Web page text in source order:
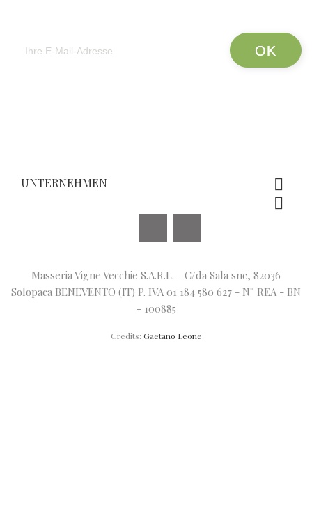
UNTERNEHMEN


Masseria Vigne Vecchie S.A.R.L. - C/da Sala snc, 82036
Solopaca BENEVENTO (IT) P. IVA 01 184 580 627 - N° REA - BN
- 100885
Credits: Gaetano Leone